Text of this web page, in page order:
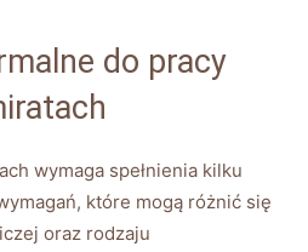
do pracy
wymaga spełnienia kilku
które mogą różnić się
oraz rodzaju